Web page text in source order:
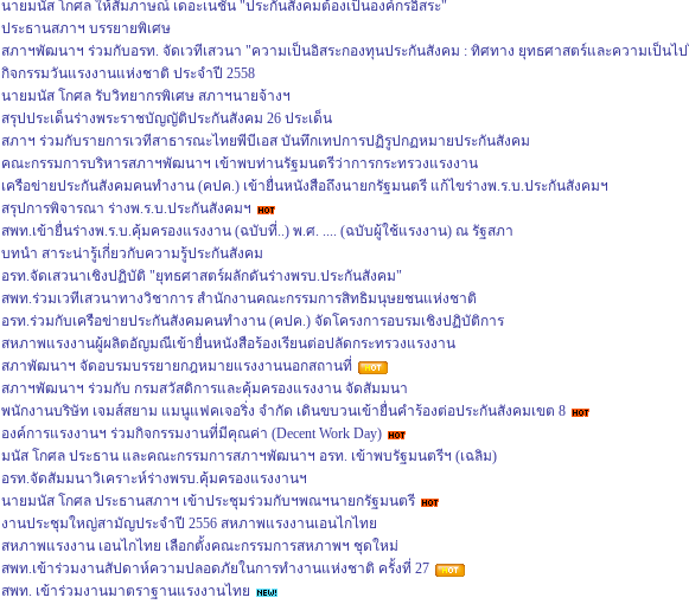
นายมนัส โกศล ให้สัมภาษณ์ เดอะเนชั่น "ประกันสังคมต้องเป็นองค์กรอิสระ"
ประธานสภาฯ บรรยายพิเศษ
สภาฯพัฒนาฯ ร่วมกับอรท. จัดเวทีเสวนา "ความเป็นอิสระกองทุนประกันสังคม : ทิศทาง ยุทธศาสตร์และความเป็นไ
กิจกรรมวันแรงงานแห่งชาติ ประจำปี 2558
นายมนัส โกศล รับวิทยากรพิเศษ สภาฯนายจ้างฯ
สรุปประเด็นร่างพระราชบัญญัติประกันสังคม 26 ประเด็น
สภาฯ ร่วมกับรายการเวทีสาธารณะไทยพีบีเอส บันทึกเทปการปฏิรูปกฏหมายประกันสังคม
คณะกรรมการบริหารสภาฯพัฒนาฯ เข้าพบท่านรัฐมนตรีว่าการกระทรวงแรงงาน
เครือข่ายประกันสังคมคนทำงาน (คปค.) เข้ายื่นหนังสือถึงนายกรัฐมนตรี แก้ไขร่างพ.ร.บ.ประกันสังคมฯ
สรุปการพิจารณา ร่างพ.ร.บ.ประกันสังคมฯ
สพท.เข้ายื่นร่างพ.ร.บ.คุ้มครองแรงงาน (ฉบับที่..) พ.ศ. .... (ฉบับผู้ใช้แรงงาน) ณ รัฐสภา
บทนำ สาระน่ารู้เกี่ยวกับความรู้ประกันสังคม
อรท.จัดเสวนาเชิงปฏิบัติ "ยุทธศาสตร์ผลักดันร่างพรบ.ประกันสังคม"
สพท.ร่วมเวทีเสวนาทางวิชาการ สำนักงานคณะกรรมการสิทธิมนุษยชนแห่งชาติ
อรท.ร่วมกับเครือข่ายประกันสังคมคนทำงาน (คปค.) จัดโครงการอบรมเชิงปฏิบัติการ
สหภาพแรงงานผู้ผลิตอัญมณีเข้ายื่นหนังสือร้องเรียนต่อปลัดกระทรวงแรงงาน
สภาพัฒนาฯ จัดอบรมบรรยายกฎหมายแรงงานนอกสถานที่
สภาฯพัฒนาฯ ร่วมกับ กรมสวัสดิการและคุ้มครองแรงงาน จัดสัมมนา
พนักงานบริษัท เจมส์สยาม แมนูแฟคเจอริ่ง จำกัด เดินขบวนเข้ายื่นคำร้องต่อประกันสังคมเขต 8
องค์การแรงงานฯ ร่วมกิจกรรมงานที่มีคุณค่า (Decent Work Day)
มนัส โกศล ประธาน และคณะกรรมการสภาฯพัฒนาฯ อรท. เข้าพบรัฐมนตรีฯ (เฉลิม)
อรท.จัดสัมมนาวิเคราะห์ร่างพรบ.คุ้มครองแรงงานฯ
นายมนัส โกศล ประธานสภาฯ เข้าประชุมร่วมกับฯพณฯนายกรัฐมนตรี
งานประชุมใหญ่สามัญประจำปี 2556 สหภาพแรงงานเอนไกไทย
สหภาพแรงงาน เอนไกไทย เลือกตั้งคณะกรรมการสหภาพฯ ชุดใหม่
สพท.เข้าร่วมงานสัปดาห์ความปลอดภัยในการทำงานแห่งชาติ ครั้งที่ 27
สพท. เข้าร่วมงานมาตราฐานแรงงานไทย